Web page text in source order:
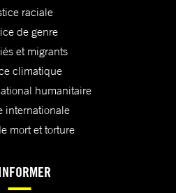
raciale
de genre
et migrants
climatique
humanitaire
internationale
mort et torture